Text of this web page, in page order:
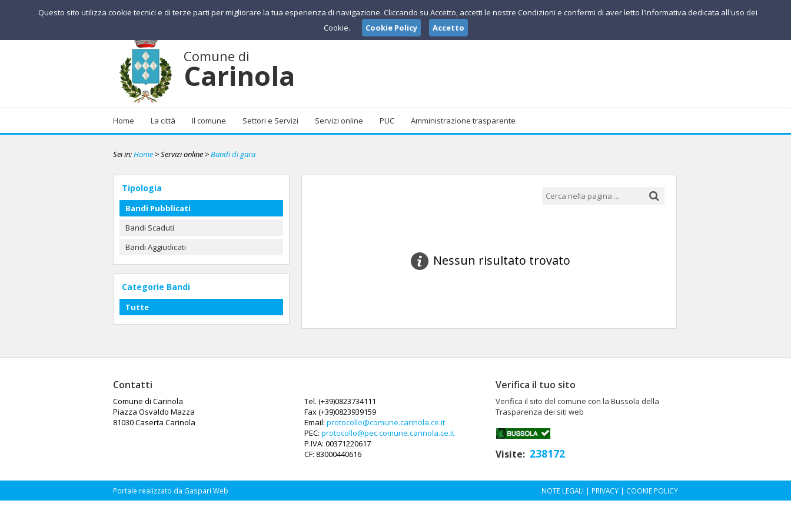
Comune di
Carinola
Home La città Il comune Settori e Servizi Servizi online PUC Amministrazione trasparente
Sei in:Home >Servizi online >Bandi di gara
Tipologia
Bandi Pubblicati
Bandi Scaduti
Bandi Aggiudicati
Categorie Bandi
Tutte
Nessun risultato trovato
Contatti
Comune di Carinola
Piazza Osvaldo Mazza
81030 Caserta Carinola
Tel. (+39)0823734111
Fax (+39)0823939159
Email: protocollo@comune.carinola.ce.it
PEC: protocollo@pec.comune.carinola.ce.it
P.IVA: 00371220617
CF: 83000440616
Verifica il tuo sito
Verifica il sito del comune con la Bussola della
Trasparenza dei siti web
Visite: 238172
Portale realizzato da Gaspari Web NOTE LEGALI | PRIVACY | COOKIE POLICY
Questo sito utilizza cookie tecnici e di terze parti per migliorare la tua esperienza di navigazione. Cliccando su Accetto, accetti le nostre Condizioni e confermi di aver letto l'Informativa dedicata all'uso dei
Cookie.
Cookie Policy Accetto